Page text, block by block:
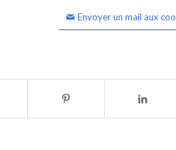
Envoyer un mail aux